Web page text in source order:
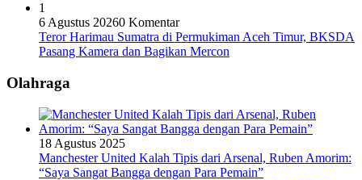
1
6 Agustus 20260 Komentar
Teror Harimau Sumatra di Permukiman Aceh Timur, BKSDA
Pasang Kamera dan Bagikan Mercon
Olahraga
18 Agustus 2025
Manchester United Kalah Tipis dari Arsenal, Ruben Amorim:
“Saya Sangat Bangga dengan Para Pemain”